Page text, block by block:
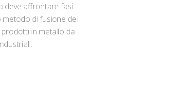
deve affrontare fasi
di fusione del
in metallo da